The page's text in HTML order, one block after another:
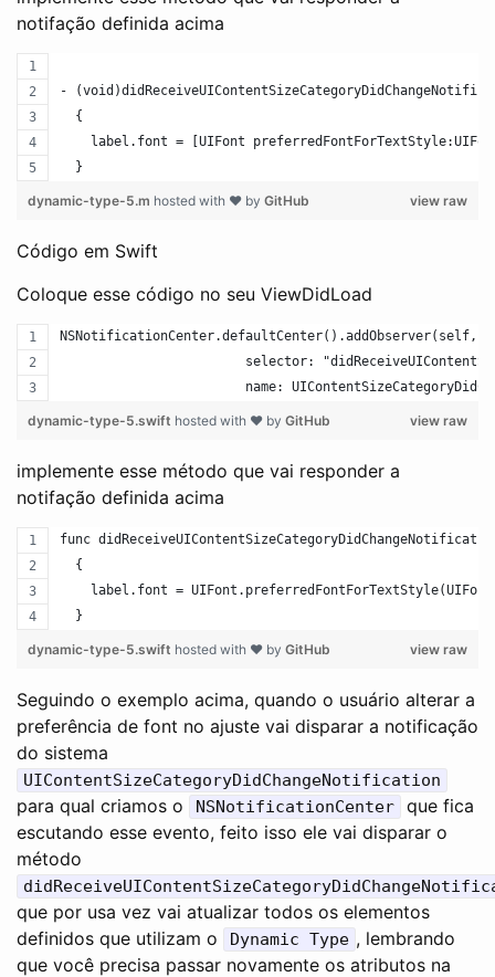
notifação definida acima
-
  {
label.font = [UIFont
  }
view raw
dynamic-type-5.m hosted with ❤ by GitHub
Código em Swift
Coloque esse código no seu ViewDidLoad
NSNotificationCenter.defaultCenter().addObserver(self,
selector:
name:
view raw
dynamic-type-5.swift hosted with ❤ by GitHub
implemente esse método que vai responder a
notifação definida acima
func
  {
label.font =
  }
view raw
dynamic-type-5.swift hosted with ❤ by GitHub
Seguindo o exemplo acima, quando o usuário alterar a
preferência de font no ajuste vai disparar a notificação
do sistema
UIContentSizeCategoryDidChangeNotification
para qual criamos o NSNotificationCenter
que fica
escutando esse evento, feito isso ele vai disparar o
método
que por usa vez vai atualizar todos os elementos
definidos que utilizam o
Dynamic Type , lembrando
que você precisa passar novamente os atributos na